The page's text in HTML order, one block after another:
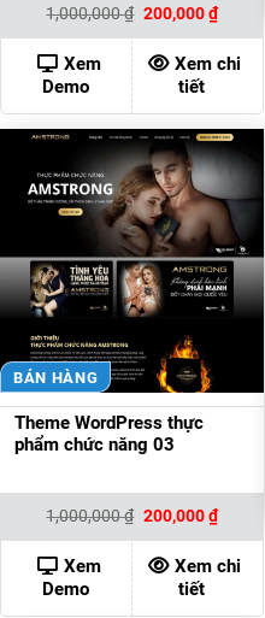
1,000,000₫ Giá
là:
1,000,000 ₫.
200,000₫Giá
hiện
tại
là:
Xem
Demo
Xem chi
tiết
BÁN HÀNG
Theme WordPress thực
phẩm chức năng 03
1,000,000₫ Giá
là:
1,000,000 ₫.
200,000₫Giá
hiện
tại
là:
Xem
Demo
Xem chi
tiết